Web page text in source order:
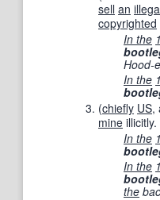
sell an
copyrighted
In the
Hood-
In the
(chiefly US,
mine illicitly.
In the
In the
the